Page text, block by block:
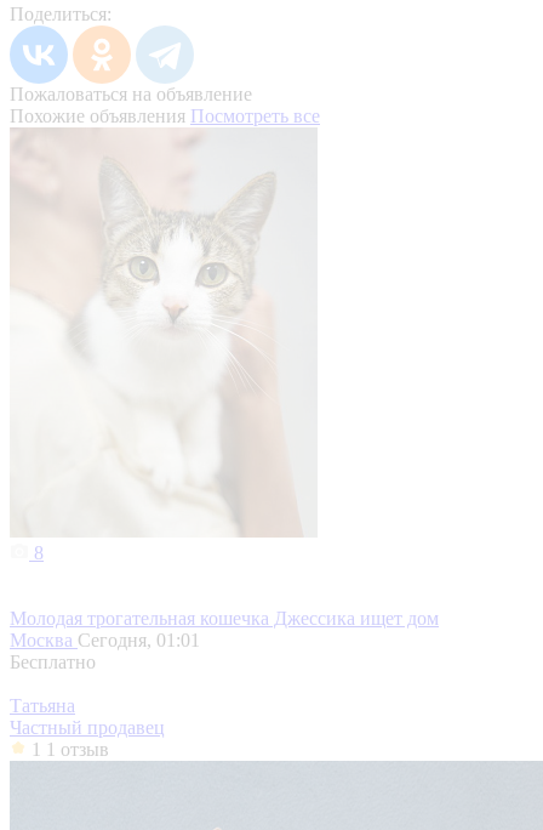
Поделиться:
Пожаловаться на объявление
Похожие объявления Посмотреть все
8
Молодая трогательная кошечка Джессика ищет дом
Москва Сегодня, 01:01
Бесплатно
Татьяна
Частный продавец
1 1 отзыв